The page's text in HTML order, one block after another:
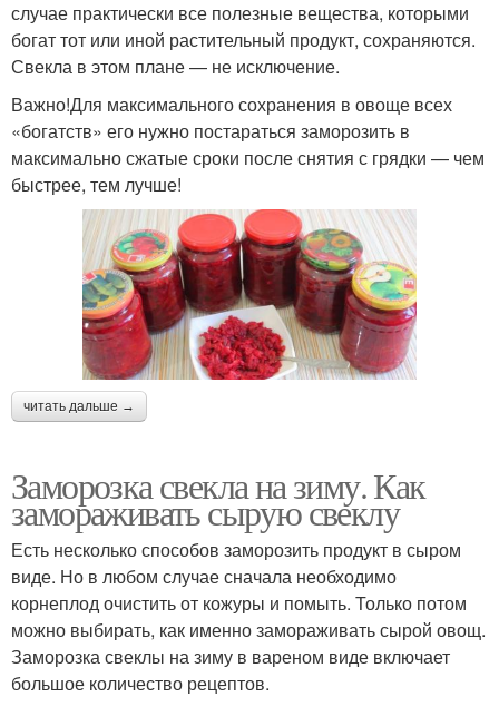
случае практически все полезные вещества, которыми
богат тот или иной растительный продукт, сохраняются.
Свекла в этом плане — не исключение.
Важно!Для максимального сохранения в овоще всех
«богатств» его нужно постараться заморозить в
максимально сжатые сроки после снятия с грядки — чем
быстрее, тем лучше!
читать дальше →
Заморозка свекла на зиму. Как
замораживать сырую свеклу
Есть несколько способов заморозить продукт в сыром
виде. Но в любом случае сначала необходимо
корнеплод очистить от кожуры и помыть. Только потом
можно выбирать, как именно замораживать сырой овощ.
Заморозка свеклы на зиму в вареном виде включает
большое количество рецептов.